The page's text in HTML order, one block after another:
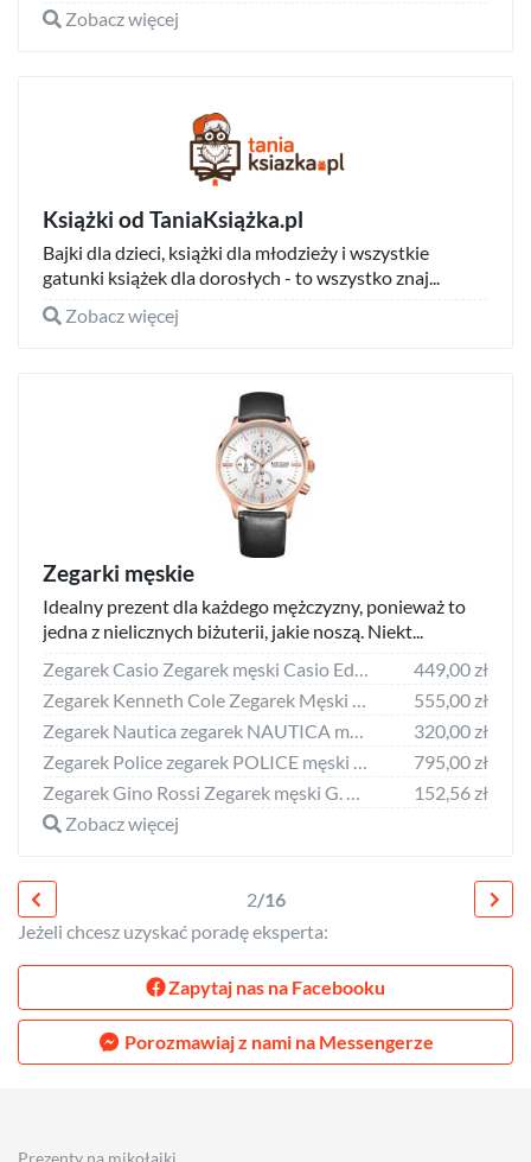
Zobacz więcej
Książki od TaniaKsiążka.pl
Bajki dla dzieci, książki dla młodzieży i wszystkie
gatunki książek dla dorosłych - to wszystko znaj...
Zobacz więcej
Zegarki męskie
Idealny prezent dla każdego mężczyzny, ponieważ to
jedna z nielicznych biżuterii, jakie noszą. Niekt...
Zegarek Casio Zegarek męski Casio Edifice EFV-C110D-2AVEF
449,00 zł
Zegarek Kenneth Cole Zegarek Męski Kenneth Cole 10023868 (50 mm)
555,00 zł
Zegarek Nautica zegarek NAUTICA męski A11107G (44MM) NoSize
320,00 zł
Zegarek Police zegarek POLICE męski R1451277002 (47MM) NoSize
795,00 zł
Zegarek Gino Rossi Zegarek męski G. Rossi DARTO E11652A6-6F3
152,56 zł
Zobacz więcej
2/16
Jeżeli chcesz uzyskać poradę eksperta:
Zapytaj nas na Facebooku
Porozmawiaj z nami na Messengerze